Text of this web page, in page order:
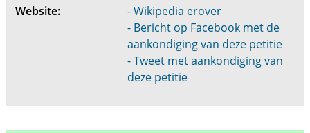
Website:
- Wikipedia erover
- Bericht op Facebook met de
aankondiging van deze petitie
- Tweet met aankondiging van
deze petitie